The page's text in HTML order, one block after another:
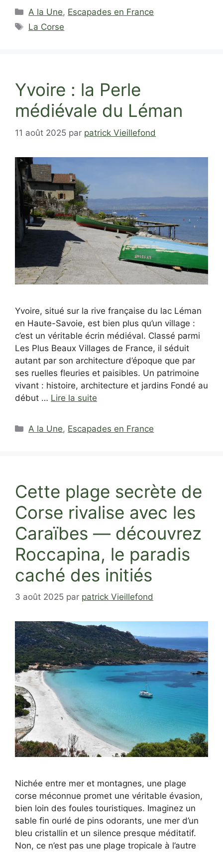
Catégories
A la Une, Escapades en France
Étiquettes
La Corse
Yvoire : la Perle
médiévale du Léman
11 août 2025 par patrick Vieillefond
Yvoire, situé sur la rive française du lac Léman
en Haute-Savoie, est bien plus qu’un village :
c’est un véritable écrin médiéval. Classé parmi
Les Plus Beaux Villages de France, il séduit
autant par son architecture d’époque que par
ses ruelles fleuries et paisibles. Un patrimoine
vivant : histoire, architecture et jardins Fondé au
début … Lire la suite
Catégories
A la Une, Escapades en France
Cette plage secrète de
Corse rivalise avec les
Caraïbes — découvrez
Roccapina, le paradis
caché des initiés
3 août 2025 par patrick Vieillefond
Nichée entre mer et montagnes, une plage
corse méconnue promet une véritable évasion,
bien loin des foules touristiques. Imaginez un
sable fin ourlé de pins odorants, une mer d’un
bleu cristallin et un silence presque méditatif.
Non, ce n’est pas une plage tropicale à l’autre